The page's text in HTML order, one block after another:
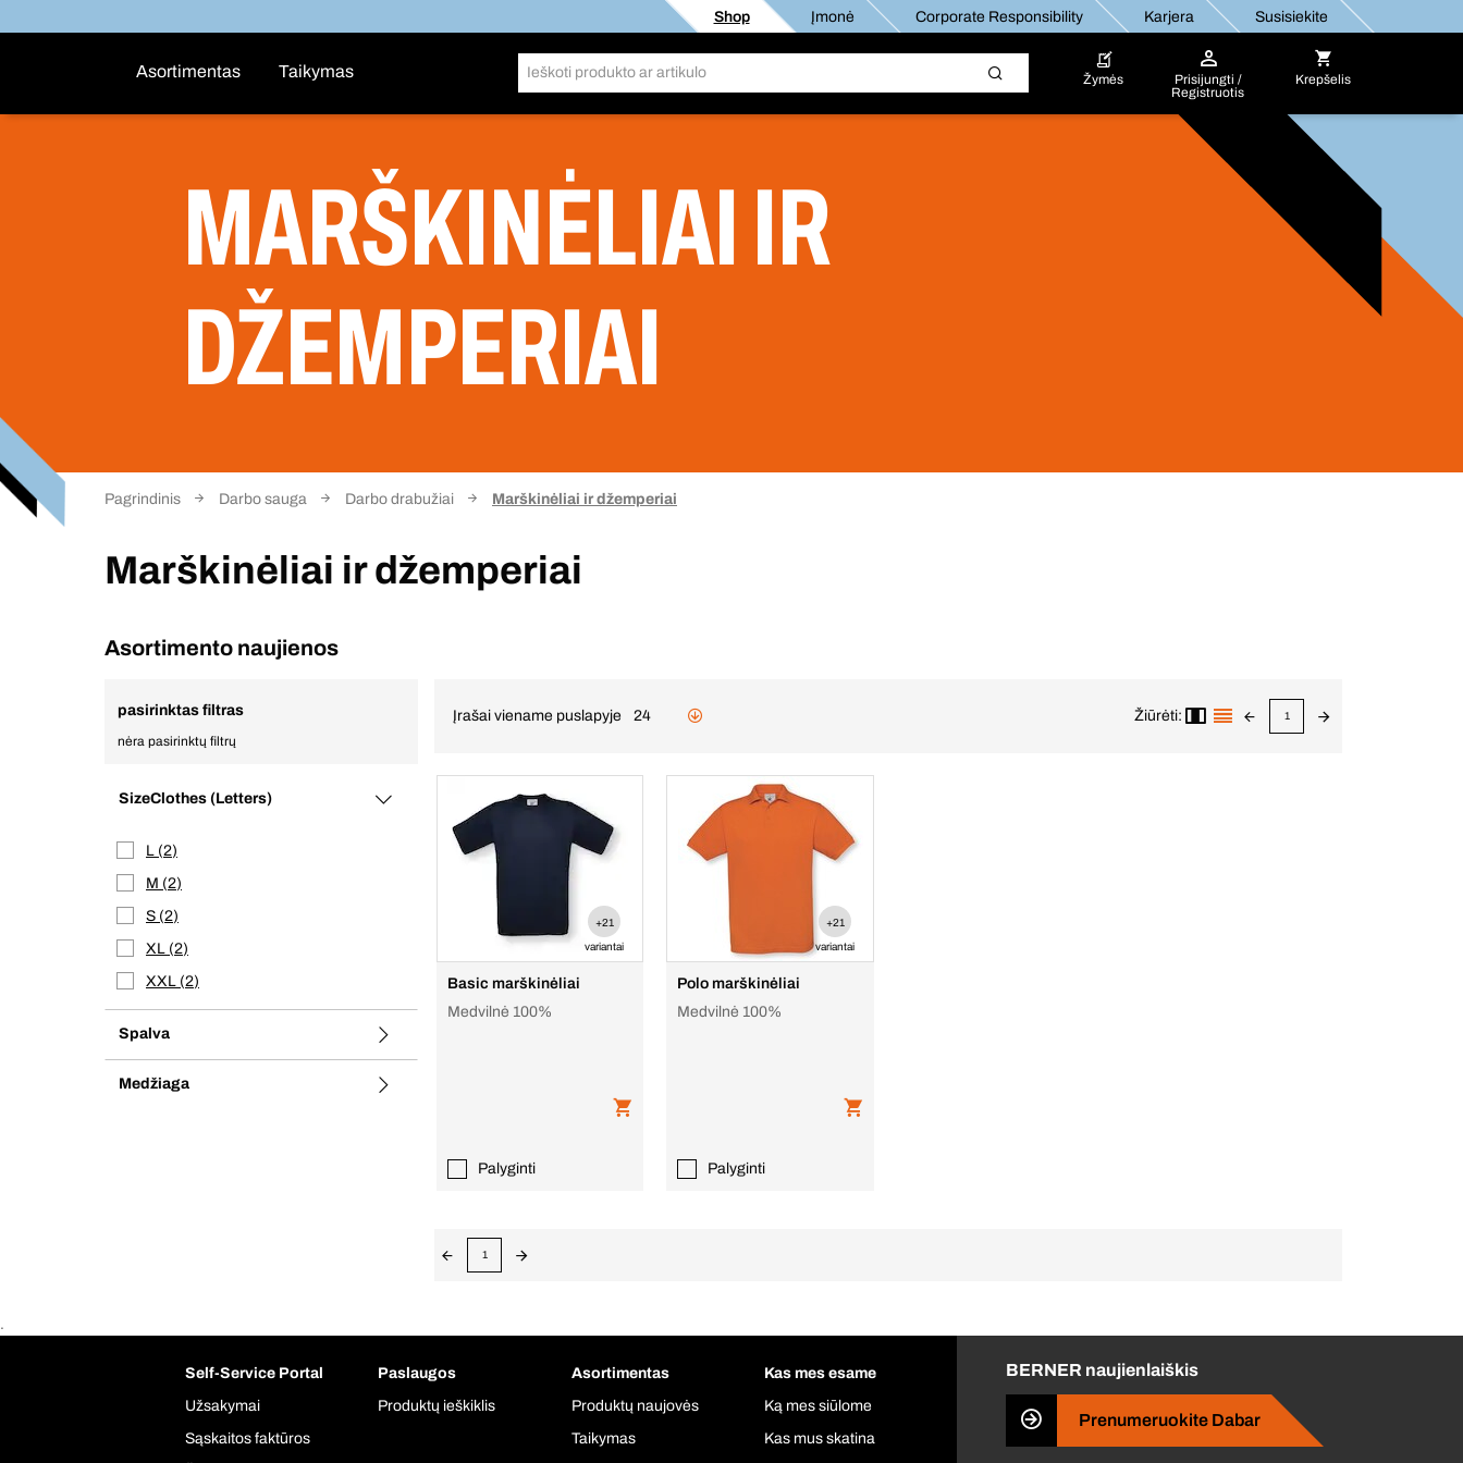
Shop Įmonė Corporate Responsibility Karjera Susisiekite
Asortimentas Taikymas Žymės
Prisijungti /
Registruotis
Krepšelis
MARŠKINĖLIAI IR
DŽEMPERIAI
Pagrindinis Darbo sauga Darbo drabužiai Marškinėliai ir džemperiai
Marškinėliai ir džemperiai
Asortimento naujienos
pasirinktas filtras
nėra pasirinktų filtrų
SizeClothes (Letters)
L 2
M 2
S 2
XL 2
XXL 2
Spalva
Medžiaga
Įrašai viename puslapyje 24 Žiūrėti: 1
+21
variantai
Basic marškinėliai
Medvilnė 100%
Palyginti
+21
variantai
Polo marškinėliai
Medvilnė 100%
Palyginti
1
.
Self-Service Portal
Užsakymai
Sąskaitos faktūros
Paslaugos
Produktų ieškiklis
Asortimentas
Produktų naujovės
Taikymas
Kas mes esame
Ką mes siūlome
Kas mus skatina
BERNER naujienlaiškis
Prenumeruokite Dabar